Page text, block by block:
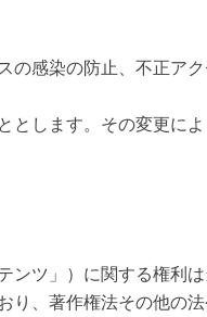
の感染の防止、不正ア
とします。その変更に
ンツ」）に関する権利
り、著作権法その他の